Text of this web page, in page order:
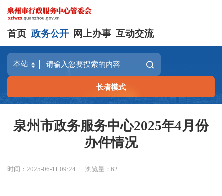
首页 政务公开 网上办事 互动交流
长者模式
泉州市政务服务中心2025年4月份
办件情况
时间：2025-06-11 09:24 浏览量：62